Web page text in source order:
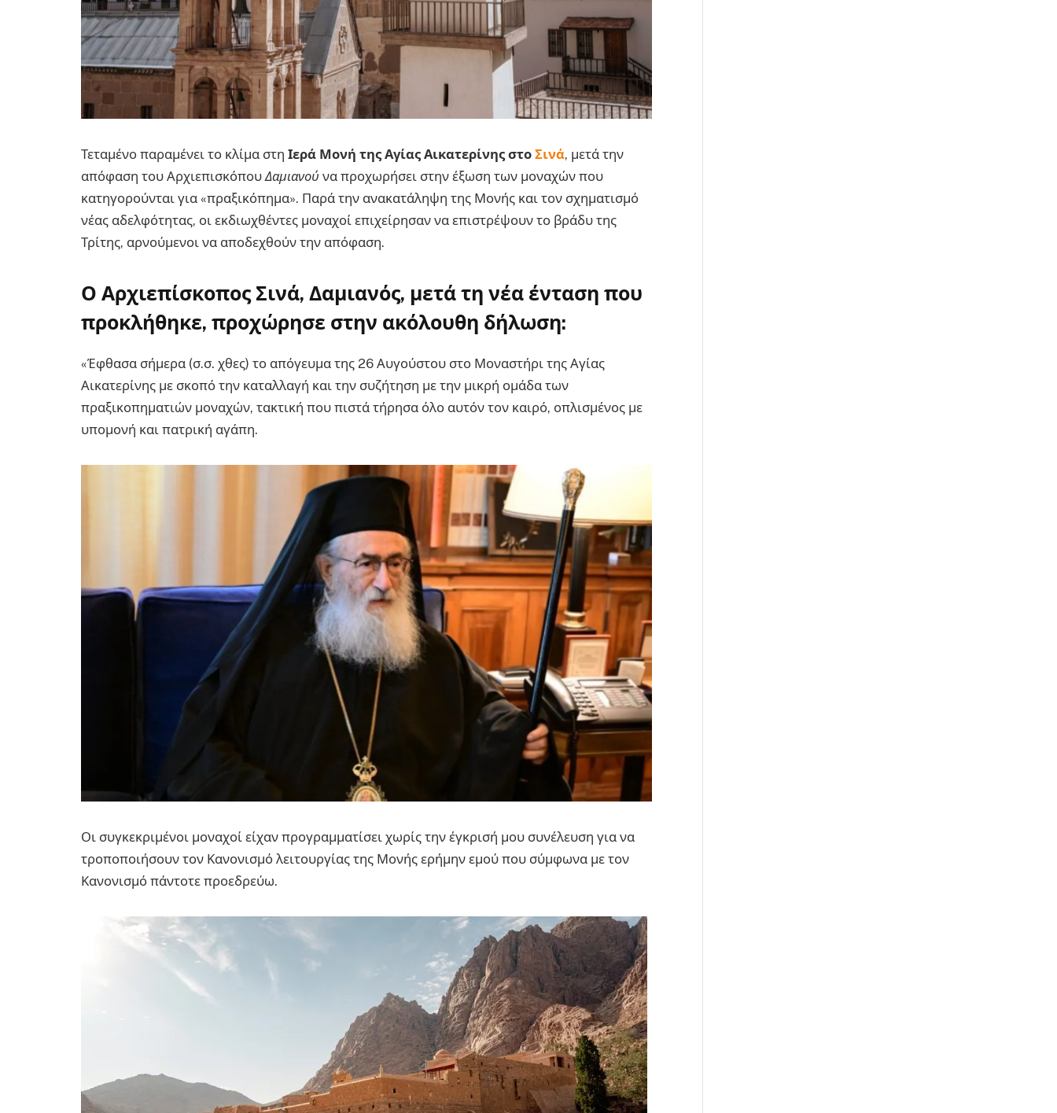
Τεταμένο παραμένει το κλίμα στη Ιερά Μονή της Αγίας Αικατερίνης στο Σινά, μετά την
απόφαση του Αρχιεπισκόπου Δαμιανού να προχωρήσει στην έξωση των μοναχών που
κατηγορούνται για «πραξικόπημα». Παρά την ανακατάληψη της Μονής και τον σχηματισμό
νέας αδελφότητας, οι εκδιωχθέντες μοναχοί επιχείρησαν να επιστρέψουν το βράδυ της
Τρίτης, αρνούμενοι να αποδεχθούν την απόφαση.
Ο Αρχιεπίσκοπος Σινά, Δαμιανός, μετά τη νέα ένταση που
προκλήθηκε, προχώρησε στην ακόλουθη δήλωση:
«Έφθασα σήμερα (σ.σ. χθες) το απόγευμα της 26 Αυγούστου στο Μοναστήρι της Αγίας
Αικατερίνης με σκοπό την καταλλαγή και την συζήτηση με την μικρή ομάδα των
πραξικοπηματιών μοναχών, τακτική που πιστά τήρησα όλο αυτόν τον καιρό, οπλισμένος με
υπομονή και πατρική αγάπη.
Οι συγκεκριμένοι μοναχοί είχαν προγραμματίσει χωρίς την έγκρισή μου συνέλευση για να
τροποποιήσουν τον Κανονισμό λειτουργίας της Μονής ερήμην εμού που σύμφωνα με τον
Κανονισμό πάντοτε προεδρεύω.